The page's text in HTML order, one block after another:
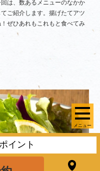
メニュー
は、数あるメニューのなかか
ご紹介します。揚げたてアツ
ぜひあれもこれもと食べてみ
イント